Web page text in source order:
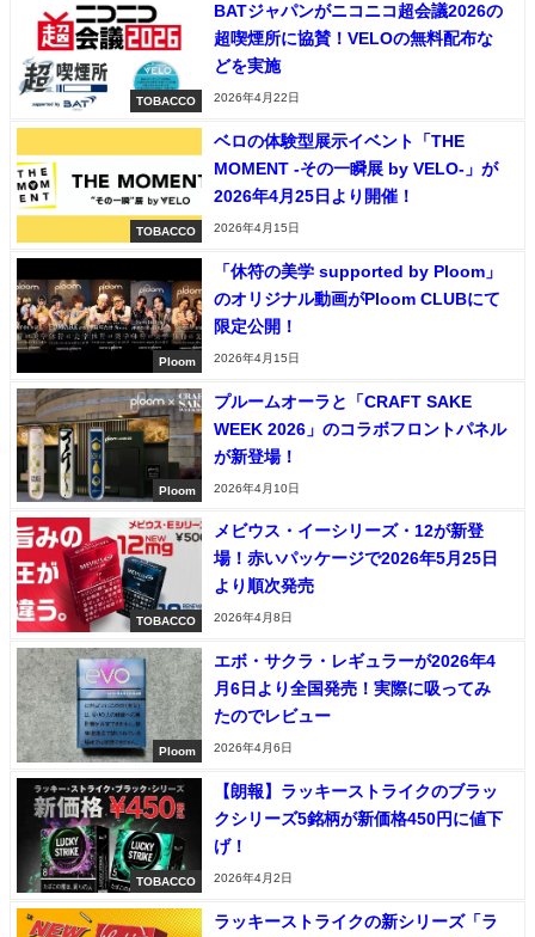
TOBACCO
BATジャパンがニコニコ超会議2026の
超喫煙所に協賛！VELOの無料配布な
どを実施
2026年4月22日
TOBACCO
ベロの体験型展示イベント「THE
MOMENT -その一瞬展 by VELO-」が
2026年4月25日より開催！
2026年4月15日
Ploom
「休符の美学 supported by Ploom」
のオリジナル動画がPloom CLUBにて
限定公開！
2026年4月15日
Ploom
プルームオーラと「CRAFT SAKE
WEEK 2026」のコラボフロントパネル
が新登場！
2026年4月10日
TOBACCO
メビウス・イーシリーズ・12が新登
場！赤いパッケージで2026年5月25日
より順次発売
2026年4月8日
Ploom
エボ・サクラ・レギュラーが2026年4
月6日より全国発売！実際に吸ってみ
たのでレビュー
2026年4月6日
TOBACCO
【朗報】ラッキーストライクのブラッ
クシリーズ5銘柄が新価格450円に値下
げ！
2026年4月2日
ラッキーストライクの新シリーズ「ラ